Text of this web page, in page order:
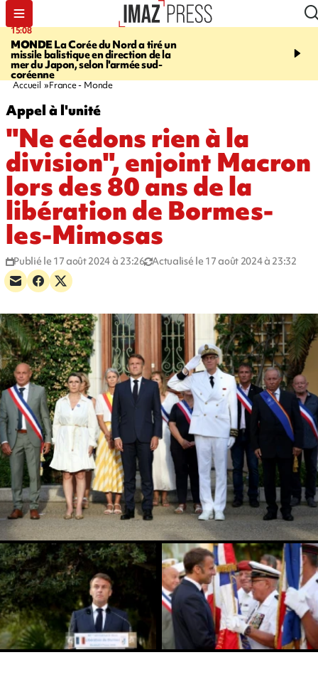
15:08
MONDELa Corée du Nord a tiré un
missile balistique en direction de la
mer du Japon, selon l'armée sud-
coréenne
17:24
est rouvert à la
Accueil France - Monde
Appel à l'unité
"Ne cédons rien à la
division", enjoint Macron
lors des 80 ans de la
libération de Bormes-
les-Mimosas
Publié le 17 août 2024 à 23:26 Actualisé le 17 août 2024 à 23:32